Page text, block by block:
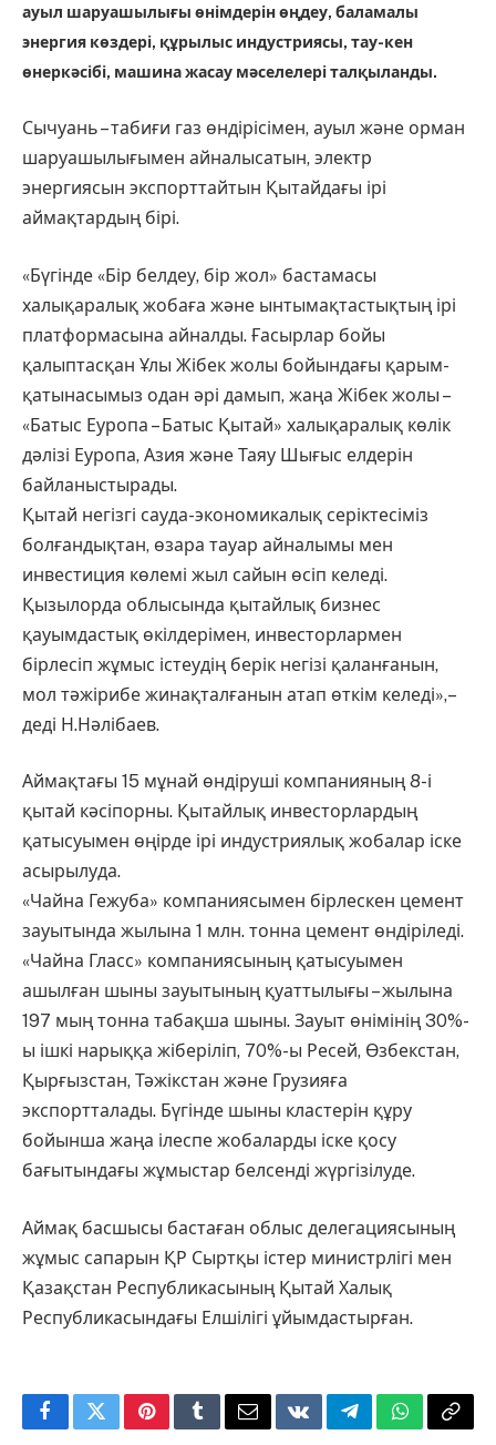
ауыл шаруашылығы өнімдерін өңдеу, баламалы
энергия көздері, құрылыс индустриясы, тау-кен
өнеркәсібі, машина жасау мәселелері талқыланды.
Сычуань – табиғи газ өндірісімен, ауыл және орман
шаруашылығымен айналысатын, электр
энергиясын экспорттайтын Қытайдағы ірі
аймақтардың бірі.
«Бүгінде «Бір белдеу, бір жол» бастамасы
халықаралық жобаға және ынтымақтастықтың ірі
платформасына айналды. Ғасырлар бойы
қалыптасқан Ұлы Жібек жолы бойындағы қарым-
қатынасымыз одан әрі дамып, жаңа Жібек жолы –
«Батыс Еуропа – Батыс Қытай» халықаралық көлік
дәлізі Еуропа, Азия және Таяу Шығыс елдерін
байланыстырады.
Қытай негізгі сауда-экономикалық серіктесіміз
болғандықтан, өзара тауар айналымы мен
инвестиция көлемі жыл сайын өсіп келеді.
Қызылорда облысында қытайлық бизнес
қауымдастық өкілдерімен, инвесторлармен
бірлесіп жұмыс істеудің берік негізі қаланғанын,
мол тәжірибе жинақталғанын атап өткім келеді»,–
деді Н.Нәлібаев.
Аймақтағы 15 мұнай өндіруші компанияның 8-і
қытай кәсіпорны. Қытайлық инвесторлардың
қатысуымен өңірде ірі индустриялық жобалар іске
асырылуда.
«Чайна Гежуба» компаниясымен бірлескен цемент
зауытында жылына 1 млн. тонна цемент өндіріледі.
«Чайна Гласс» компаниясының қатысуымен
ашылған шыны зауытының қуаттылығы – жылына
197 мың тонна табақша шыны. Зауыт өнімінің 30%-
ы ішкі нарыққа жіберіліп, 70%-ы Ресей, Өзбекстан,
Қырғызстан, Тәжікстан және Грузияға
экспортталады. Бүгінде шыны кластерін құру
бойынша жаңа ілеспе жобаларды іске қосу
бағытындағы жұмыстар белсенді жүргізілуде.
Аймақ басшысы бастаған облыс делегациясының
жұмыс сапарын ҚР Сыртқы істер министрлігі мен
Қазақстан Республикасының Қытай Халық
Республикасындағы Елшілігі ұйымдастырған.
FacebookTwitterPinterestTumblrEmailVKontakteTelegramWhatsApp
Copy